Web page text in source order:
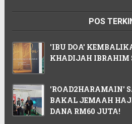
POS
'IBU DOA'
KHADIJAH IBRAHIM
'ROAD2HARAMAIN'
BAKAL JEMAAH
DANA RM60 JUTA!